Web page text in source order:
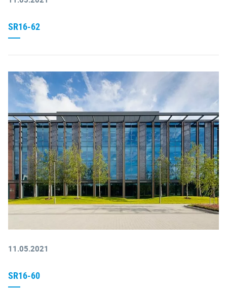
SR16-62
11.05.2021
SR16-60